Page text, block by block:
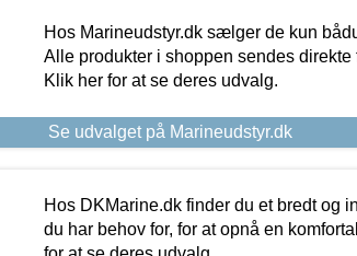
Hos Marineudstyr.dk sælger de kun
Alle produkter i shoppen sendes
Klik her for at se deres udvalg.
Se udvalget på Marineudstyr.dk
Hos DKMarine.dk finder du et bredt og
du har behov for, for at opnå en